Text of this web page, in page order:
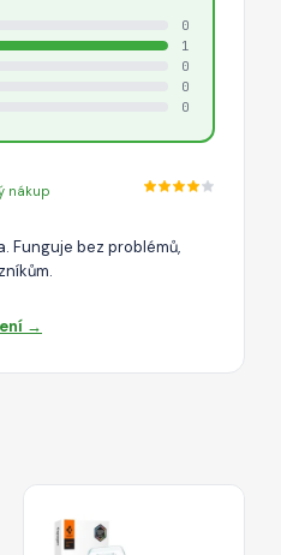
0
1
0
0
0
nákup
Funguje bez problémů,
→